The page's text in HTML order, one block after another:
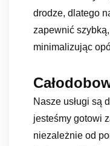
drodze, dlatego
zapewnić
minimalizując
Nasze usługi są
jesteśmy gotowi
niezależnie od